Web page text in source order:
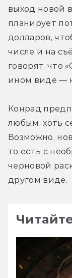
выход новой
планирует
долларов,
числе и на
говорят, что
ином виде —
Конрад
любым: хоть
Возможно,
то есть с
черновой
другом виде.